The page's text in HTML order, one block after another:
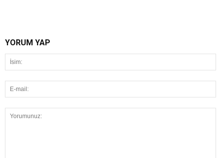
YORUM YAP